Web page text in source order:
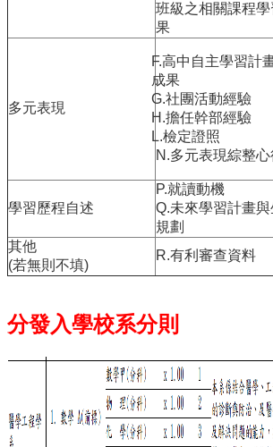
班級之相關課程
果
多元表現
F.高中自主學習計
成果
G.社團活動經驗
H.擔任幹部經驗
L.檢定證照
N.多元表現綜整
學習歷程自述
P.就讀動機
Q.未來學習計畫
規劃
其他
(若無則不填)
R.有利審查資料
分發入學校系分則